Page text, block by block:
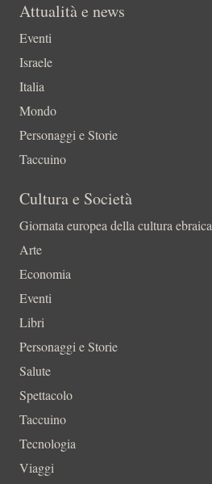
Attualità e news
Eventi
Israele
Italia
Mondo
Personaggi e Storie
Taccuino
Cultura e Società
Giornata europea della cultura ebraica
Arte
Economia
Eventi
Libri
Personaggi e Storie
Salute
Spettacolo
Taccuino
Tecnologia
Viaggi